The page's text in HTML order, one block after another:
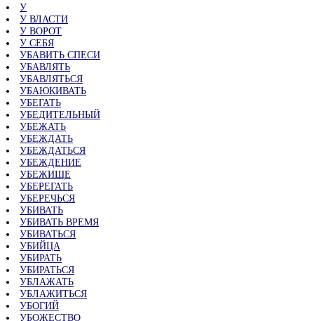
У
У ВЛАСТИ
У ВОРОТ
У СЕБЯ
УБАВИТЬ СПЕСИ
УБАВЛЯТЬ
УБАВЛЯТЬСЯ
УБАЮКИВАТЬ
УБЕГАТЬ
УБЕДИТЕЛЬНЫЙ
УБЕЖАТЬ
УБЕЖДАТЬ
УБЕЖДАТЬСЯ
УБЕЖДЕНИЕ
УБЕЖИЩЕ
УБЕРЕГАТЬ
УБЕРЕЧЬСЯ
УБИВАТЬ
УБИВАТЬ ВРЕМЯ
УБИВАТЬСЯ
УБИЙЦА
УБИРАТЬ
УБИРАТЬСЯ
УБЛАЖАТЬ
УБЛАЖИТЬСЯ
УБОГИЙ
УБОЖЕСТВО